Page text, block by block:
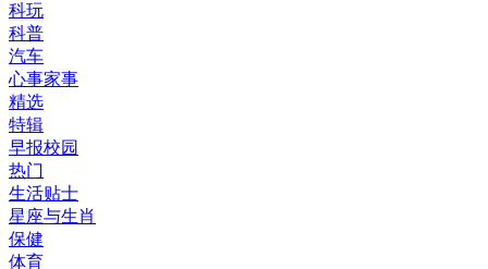
科玩
科普
汽车
心事家事
精选
特辑
早报校园
热门
生活贴士
星座与生肖
保健
体育